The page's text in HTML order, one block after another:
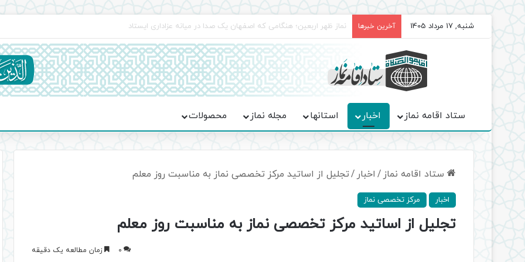
شنبه, 17 مرداد 1405 آخرین خبرها برگزاری باشکوه نمازهای جماعت در موکب فاطمه الزهرا (س)
ستاد اقامه نماز اخبار استانها مجله نماز محصولات
ستاد اقامه نماز / اخبار /تجلیل از اساتید مرکز تخصصی نماز به مناسبت روز معلم
اخبار مرکز تخصصی نماز
تجلیل از اساتید مرکز تخصصی نماز به مناسبت روز معلم
0 زمان مطالعه یک دقیقه